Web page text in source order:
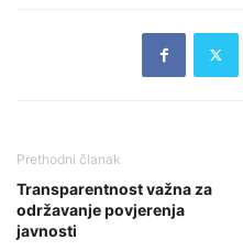
Prethodni članak
Transparentnost važna za
održavanje povjerenja
javnosti